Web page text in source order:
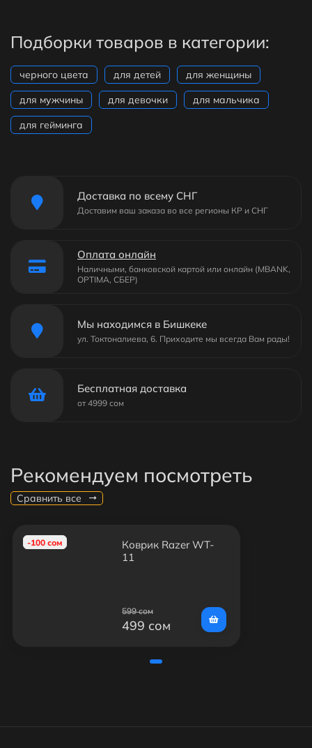
Подборки товаров в категории:
черного цвета для детей
для женщины
для мужчины
для девочки
для мальчика
для гейминга
Доставка по всему СНГ
Доставим ваш заказа во все регионы КР и СНГ
Оплата онлайн
Наличными, банковской картой или онлайн (MBANK,
OPTIMA, СБЕР)
Мы находимся в Бишкеке
ул. Токтоналиева, 6. Приходите мы всегда Вам рады!
Бесплатная доставка
от 4999 сом
Рекомендуем посмотреть
Сравнить все
-100 сом
Коврик Razer WT-
11
599 сом
499 сом